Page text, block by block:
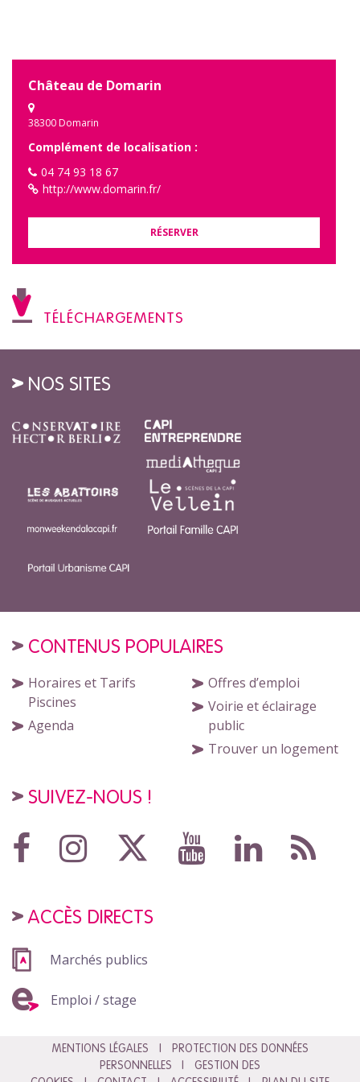
Château de Domarin
38300 Domarin
Complément de localisation :
04 74 93 18 67
http://www.domarin.fr/
RÉSERVER
TÉLÉCHARGEMENTS
NOS SITES
CONTENUS POPULAIRES
Horaires et Tarifs
Piscines
Agenda
Offres d’emploi
Voirie et éclairage
public
Trouver un logement
SUIVEZ-NOUS !
ACCÈS DIRECTS
Marchés publics
Emploi / stage
MENTIONS LÉGALES
PROTECTION DES DONNÉES
PERSONNELLES
GESTION DES